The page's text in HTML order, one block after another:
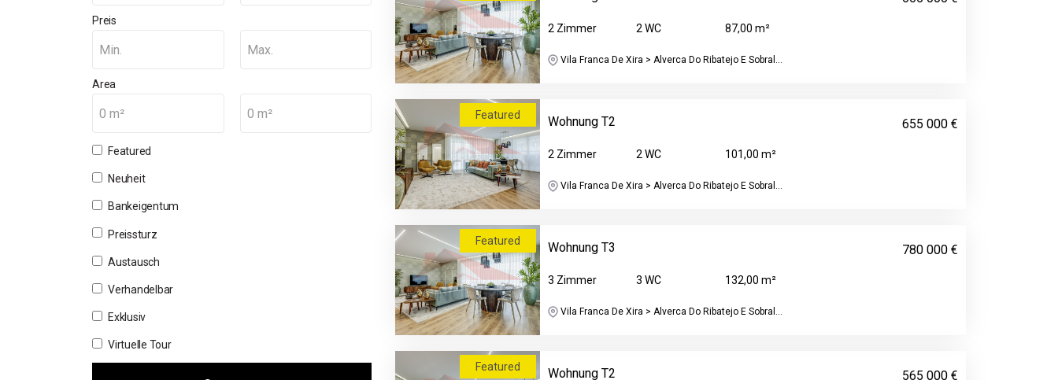
Preis
Min. Max.
Area
0 m² 0 m²
Featured
Neuheit
Bankeigentum
Preissturz
Austausch
Verhandelbar
Exklusiv
Virtuelle Tour
2 Zimmer 2 WC 87,00 m²
Vila Franca De Xira > Alverca Do Ribatejo E Sobral...
Featured Wohnung T2 655 000 €
2 Zimmer 2 WC 101,00 m²
Vila Franca De Xira > Alverca Do Ribatejo E Sobral...
Featured Wohnung T3 780 000 €
3 Zimmer 3 WC 132,00 m²
Vila Franca De Xira > Alverca Do Ribatejo E Sobral...
Featured Wohnung T2 565 000 €